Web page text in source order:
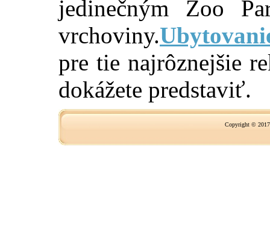
jedinečným Zoo
vrchoviny.
pre tie najrôznejšie
dokážete predstaviť.
Copyright ©